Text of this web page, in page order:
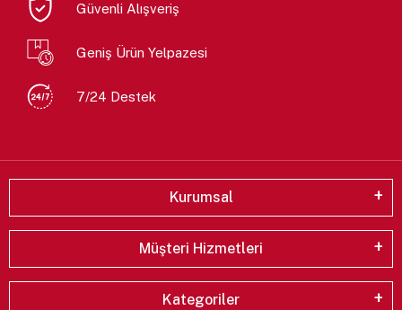
Güvenli Alışveriş
Geniş Ürün Yelpazesi
7/24 Destek
Kurumsal
Müşteri Hizmetleri
Kategoriler